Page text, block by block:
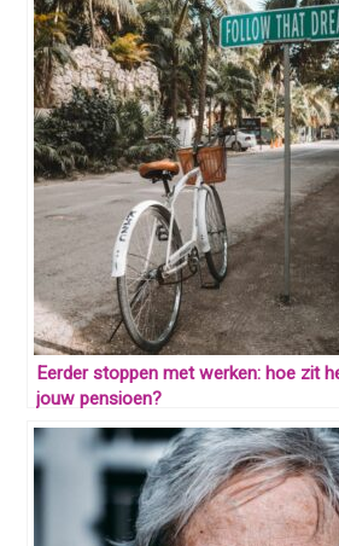
Eerder stoppen met werken: hoe zit
jouw pensioen?